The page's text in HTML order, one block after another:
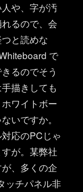
や、字が汚
るので、会
と読めな
で
るのでそう
描きしても
ワイトボー
いですか。
応のPCじゃ
が。某弊社
、多くの企
ッチパネル非